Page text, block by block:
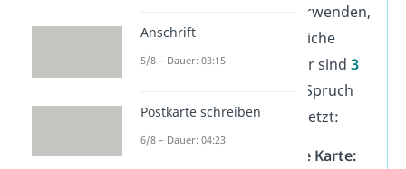
Möglichkeit, sie zu verwenden,
ist, sie in eine persönliche
Karte einzufügen. Hier sind 3
, wie du deinen Spruch
wunderbar in Szene setzt:
Personalisiere die Karte:
Anschrift
5/8 – Dauer: 03:15
Postkarte schreiben
6/8 – Dauer: 04:23